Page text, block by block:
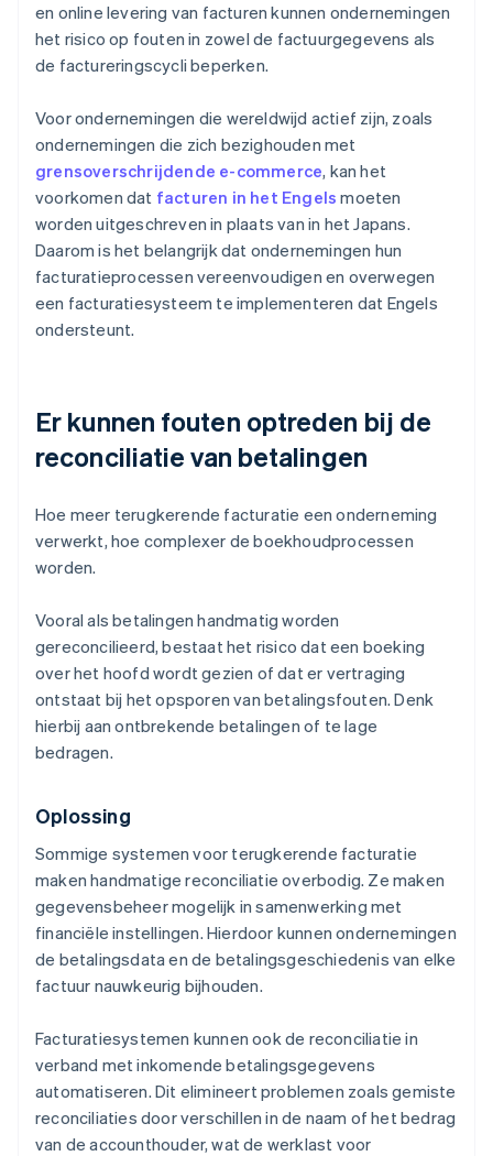
en online levering van facturen kunnen ondernemingen
het risico op fouten in zowel de factuurgegevens als
de factureringscycli beperken.
Voor ondernemingen die wereldwijd actief zijn, zoals
ondernemingen die zich bezighouden met
grensoverschrijdende e-commerce, kan het
voorkomen dat facturen in het Engels moeten
worden uitgeschreven in plaats van in het Japans.
Daarom is het belangrijk dat ondernemingen hun
facturatieprocessen vereenvoudigen en overwegen
een facturatiesysteem te implementeren dat Engels
ondersteunt.
Er kunnen fouten optreden bij de
reconciliatie van betalingen
Hoe meer terugkerende facturatie een onderneming
verwerkt, hoe complexer de boekhoudprocessen
worden.
Vooral als betalingen handmatig worden
gereconcilieerd, bestaat het risico dat een boeking
over het hoofd wordt gezien of dat er vertraging
ontstaat bij het opsporen van betalingsfouten. Denk
hierbij aan ontbrekende betalingen of te lage
bedragen.
Oplossing
Sommige systemen voor terugkerende facturatie
maken handmatige reconciliatie overbodig. Ze maken
gegevensbeheer mogelijk in samenwerking met
financiële instellingen. Hierdoor kunnen ondernemingen
de betalingsdata en de betalingsgeschiedenis van elke
factuur nauwkeurig bijhouden.
Facturatiesystemen kunnen ook de reconciliatie in
verband met inkomende betalingsgegevens
automatiseren. Dit elimineert problemen zoals gemiste
reconciliaties door verschillen in de naam of het bedrag
van de accounthouder, wat de werklast voor